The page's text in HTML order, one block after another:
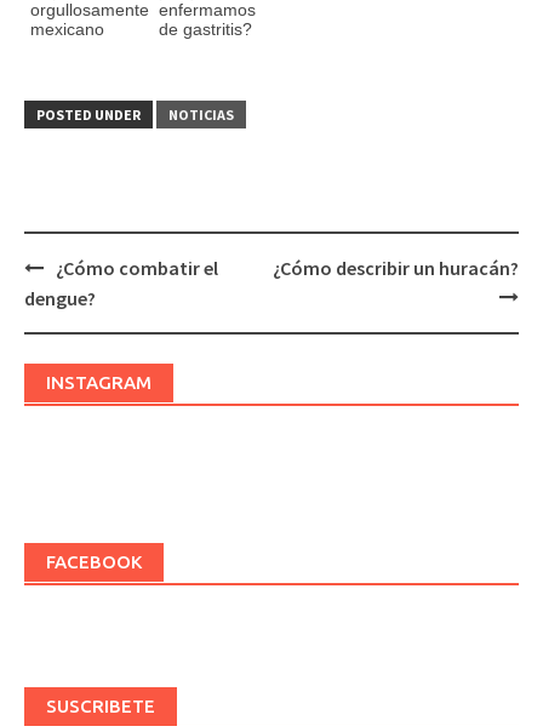
orgullosamente
mexicano
enfermamos
de gastritis?
POSTED UNDER NOTICIAS
Post
navigation
¿Cómo combatir el
dengue?
¿Cómo describir un huracán?
INSTAGRAM
FACEBOOK
SUSCRIBETE